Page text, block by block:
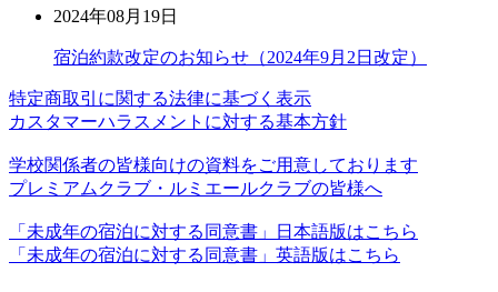
2024年08月19日
宿泊約款改定のお知らせ（2024年9月2日改定）
特定商取引に関する法律に基づく表示
カスタマーハラスメントに対する基本方針
学校関係者の皆様向けの資料をご用意しております
プレミアムクラブ・ルミエールクラブの皆様へ
「未成年の宿泊に対する同意書」日本語版はこちら
「未成年の宿泊に対する同意書」英語版はこちら